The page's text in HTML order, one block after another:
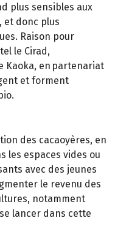
plus sensibles aux
et donc plus
Raison pour
le Cirad,
Kaoka, en partenariat
et forment
des cacaoyères, en
les espaces vides ou
avec des jeunes
le revenu des
notamment
lancer dans cette